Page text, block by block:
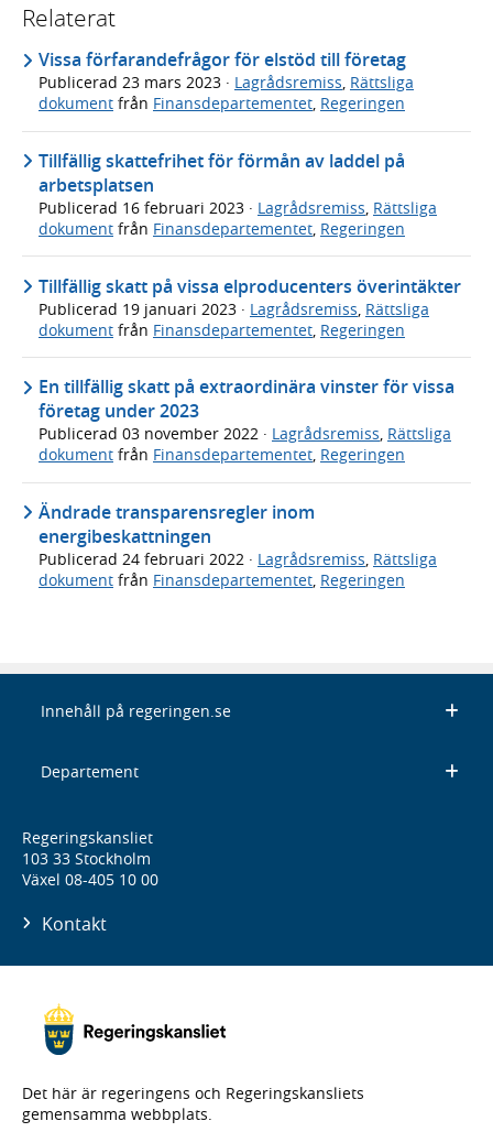
Relaterat
Vissa förfarandefrågor för elstöd till företag
Publicerad 23 mars 2023 · Lagrådsremiss, Rättsliga
dokument från Finansdepartementet, Regeringen
Tillfällig skattefrihet för förmån av laddel på
arbetsplatsen
Publicerad 16 februari 2023 · Lagrådsremiss, Rättsliga
dokument från Finansdepartementet, Regeringen
Tillfällig skatt på vissa elproducenters överintäkter
Publicerad 19 januari 2023 · Lagrådsremiss Rättsliga
dokument från Finansdepartementet Regeringen
En tillfällig skatt på extraordinära vinster för vissa
företag under 2023
Publicerad 03 november 2022 · Lagrådsremiss, Rättsliga
dokument från Finansdepartementet, Regeringen
Ändrade transparensregler inom
energibeskattningen
Publicerad 24 februari 2022 · Lagrådsremiss, Rättsliga
dokument från Finansdepartementet, Regeringen
Innehåll på regeringen.se
Departement
Regeringskansliet
103 33 Stockholm
Växel 08-405 10 00
Kontakt
Det här är regeringens och Regeringskansliets
gemensamma webbplats.